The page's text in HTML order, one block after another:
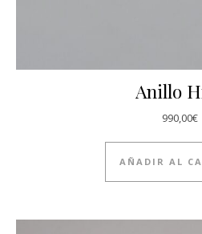
Anillo
990,00€
AÑADIR AL